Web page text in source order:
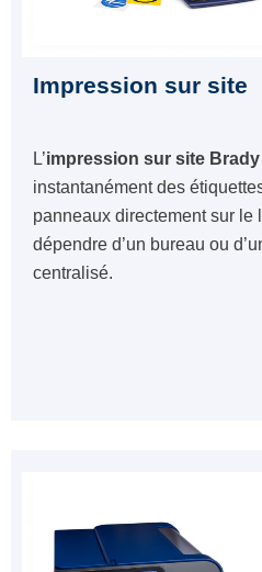
Impression sur site
L’impression sur site Brady
instantanément des
panneaux directement sur le
dépendre d’un bureau ou
centralisé.